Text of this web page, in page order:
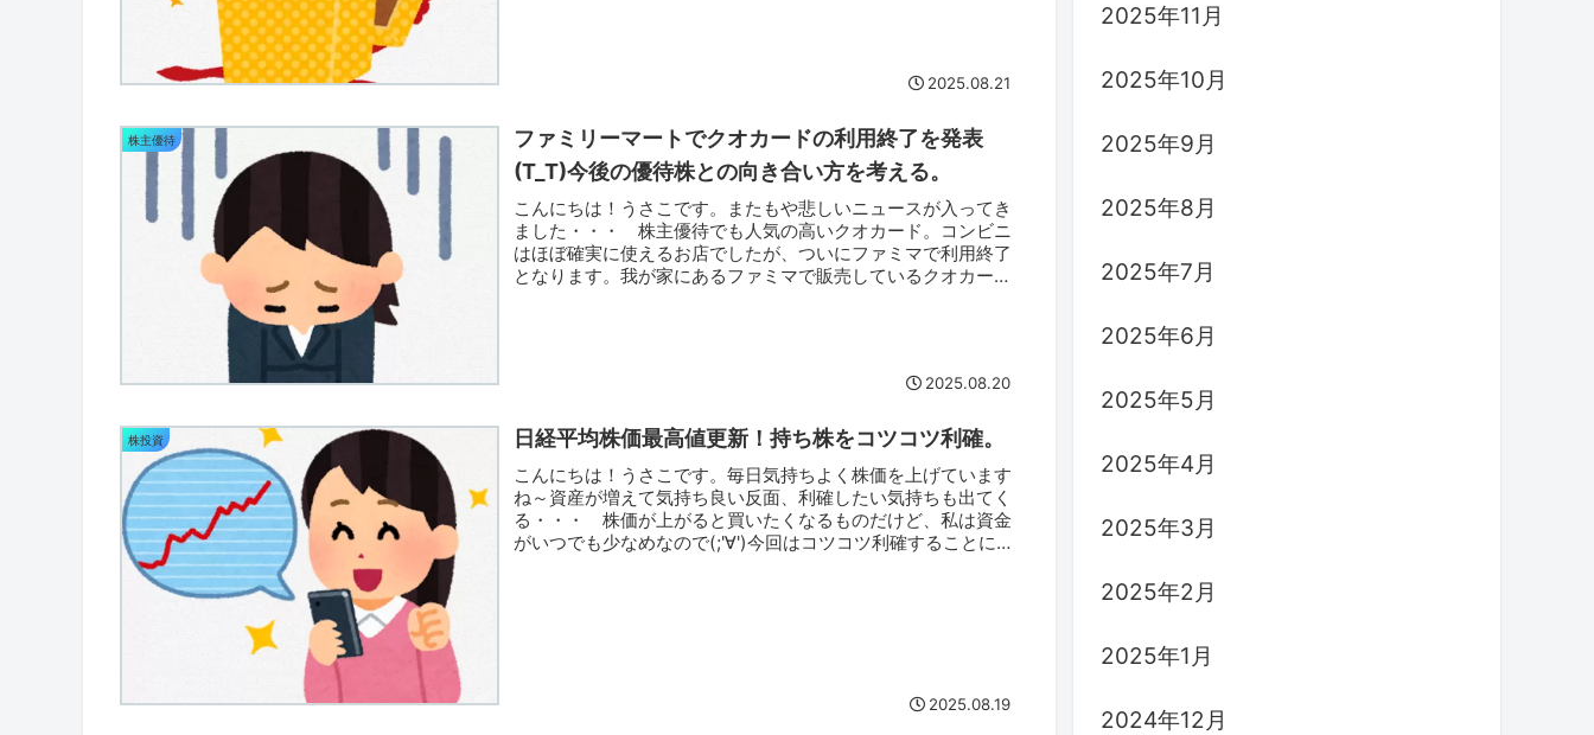
2025.08.21
株主優待
ファミリーマートでクオカードの利用終了を発表
(T_T)今後の優待株との向き合い方を考える。
こんにちは！うさこです。またもや悲しいニュースが入ってき
ました・・・ 株主優待でも人気の高いクオカード。コンビニ
はほぼ確実に使えるお店でしたが、ついにファミマで利用終了
となります。我が家にあるファミマで販売しているクオカード
2025.08.20
株投資 日経平均株価最高値更新！持ち株をコツコツ利確。
こんにちは！うさこです。毎日気持ちよく株価を上げています
ね～資産が増えて気持ち良い反面、利確したい気持ちも出てく
る・・・ 株価が上がると買いたくなるものだけど、私は資金
がいつでも少なめなので(;'∀')今回はコツコツ利確することにし
2025.08.19
2025年11月
2025年10月
2025年9月
2025年8月
2025年7月
2025年6月
2025年5月
2025年4月
2025年3月
2025年2月
2025年1月
2024年12月